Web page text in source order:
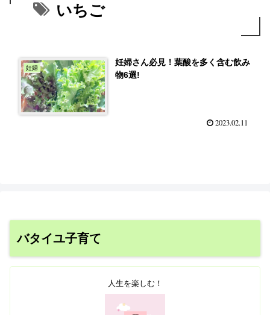
いちご
妊婦
妊婦さん必見！葉酸を多く含む飲み
物6選!
2023.02.11
バタイユ子育て
人生を楽しむ！